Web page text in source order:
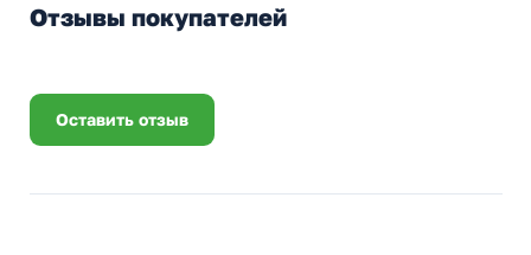
Отзывы покупателей
Оставить отзыв